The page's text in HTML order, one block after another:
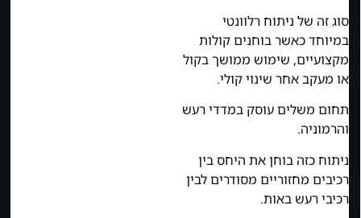
סוג זה של ניתוח רלוונטי
במיוחד כאשר בוחנים קולות
מקצועיים, שימוש ממושך בקול
או מעקב אחר שינוי קולי.
תחום משלים עוסק במדדי רעש
והרמוניה.
ניתוח כזה בוחן את היחס בין
רכיבים מחזוריים מסודרים לבין
רכיבי רעש באות.